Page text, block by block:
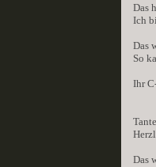
Das
Ich
Das
So
Ihr
Das